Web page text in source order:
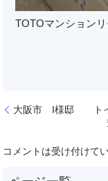
TOTOマンション
大阪市 I様邸 トイ
コメントは受け付けて